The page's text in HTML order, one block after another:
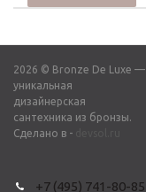
2026 © Bronze De Luxe —
уникальная
дизайнерская
сантехника из бронзы.
Сделано в -
+7 (495) 741-80-85